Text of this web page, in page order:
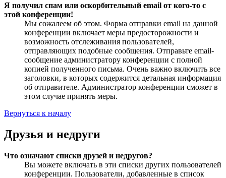
Я получил спам или оскорбительный email от кого-то с
этой конференции!
Мы сожалеем об этом. Форма отправки email на данной
конференции включает меры предосторожности и
возможность отслеживания пользователей,
отправляющих подобные сообщения. Отправьте email-
сообщение администратору конференции с полной
копией полученного письма. Очень важно включить все
заголовки, в которых содержится детальная информация
об отправителе. Администратор конференции сможет в
этом случае принять меры.
Вернуться к началу
Друзья и недруги
Что означают списки друзей и недругов?
Вы можете включать в эти списки других пользователей
конференции. Пользователи, добавленные в список